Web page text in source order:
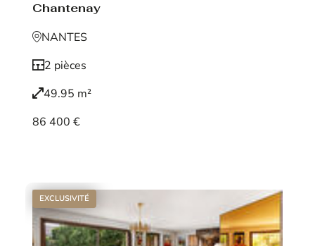
Chantenay
NANTES
2 pièces
49.95 m²
86 400 €
EXCLUSIVITÉ